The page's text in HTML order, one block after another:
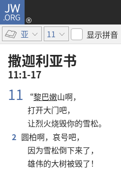
JW.ORG
亚 11 显示拼音
撒迦利亚书
11:1-17
11 “黎巴嫩山啊，
打开大门吧，
让烈火烧毁你的雪松。
2 圆柏啊， 哀号吧，
因为雪松倒下来了，
雄伟的大树被毁了 ！